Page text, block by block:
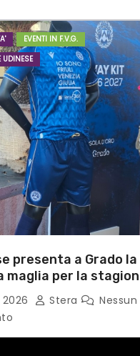
EVENTI IN F.V.G.
UDINESE
presenta a Grado la
maglia per la
Stera
Nessun